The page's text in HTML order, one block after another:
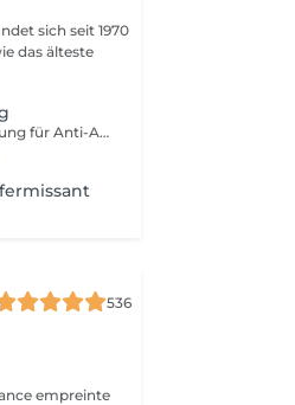
das älteste
Pollogen DIVINE bietet eine absolut wirksame Lösung für Anti-Aging-Behandlungen, aber auch für schwieriger zu behandelnde Bereiche wie Hals, Lippenkonturen und Augen. Es ist eine einzigartige Kombination von 3 medizinisch-ästhetischen Technologien (VoluDerm Microneedling RF + TriFractional + Ultraschall), die die Erneuerung der Dermis und der Epidermis ermöglicht. Das Ergebnis ist signifikant und deutlich sichtbar, die Haut sieht jung aus. Das DIVINE Pollogen bietet mehr Volumen, Reduzierung von Narben, Straffung der Haut und dies ohne Schmerzen, ohne Blutergüsse, ohne Blutungen und ohne Revalidationszeit.
536
empreinte